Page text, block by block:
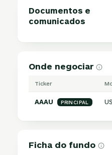
Documentos e
comunicados
Onde negociar
Ticker
AAAU PRINCIPAL
Ficha do fundo